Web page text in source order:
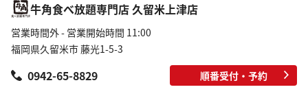
牛角食べ放題専門店 久留米上津店
営業時間外 - 営業開始時間 11:00
福岡県久留米市 藤光1-5-3
0942-65-8829 順番受付・予約